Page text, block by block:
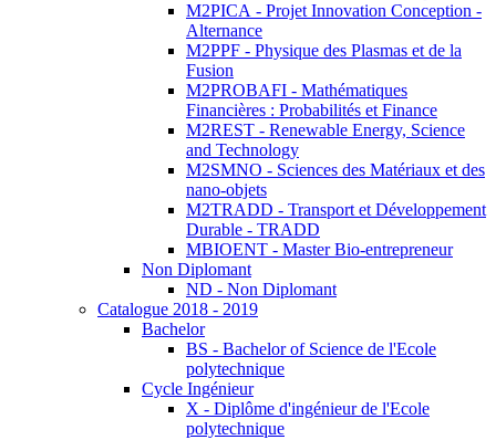
M2PICA - Projet Innovation Conception -
Alternance
M2PPF - Physique des Plasmas et de la
Fusion
M2PROBAFI - Mathématiques
Financières : Probabilités et Finance
M2REST - Renewable Energy, Science
and Technology
M2SMNO - Sciences des Matériaux et des
nano-objets
M2TRADD - Transport et Développement
Durable - TRADD
MBIOENT - Master Bio-entrepreneur
Non Diplomant
ND - Non Diplomant
Catalogue 2018 - 2019
Bachelor
BS - Bachelor of Science de l'Ecole
polytechnique
Cycle Ingénieur
X - Diplôme d'ingénieur de l'Ecole
polytechnique